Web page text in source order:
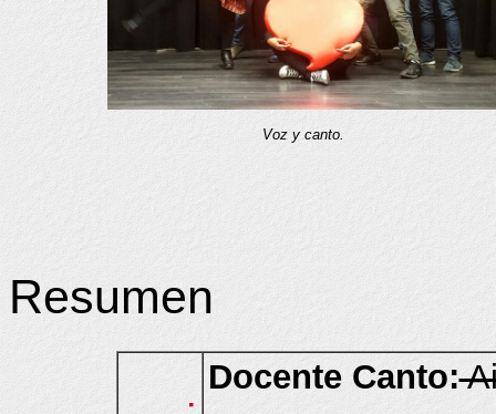
Voz y canto.
Resumen
Docente Canto: